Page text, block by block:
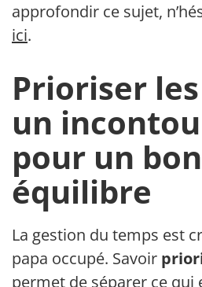
approfondir ce sujet,
ici.
Prioriser
un
pour un bon
équilibre
La gestion du temps est
papa occupé. Savoir
permet de séparer ce qui